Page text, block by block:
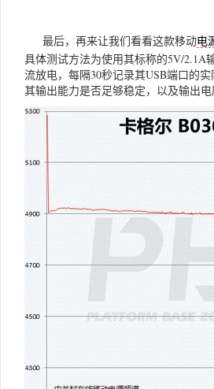
最后，再来让我们看看这款移动电
具体测试方法为使用其标称的5V/2.1A
流放电，每隔30秒记录其USB端口的
其输出能力是否足够稳定，以及输出电